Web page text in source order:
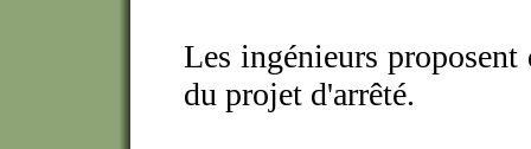
Les ingénieurs
du projet d'arrêté.